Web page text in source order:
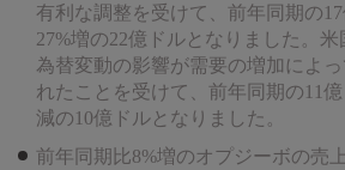
有利な調整を受けて、前年同期の17
27%増の22億ドルとなりました。米
為替変動の影響が需要の増加によ
れたことを受けて、前年同期の11
減の10億ドルとなりました。
前年同期比8%増のオプジーボの売